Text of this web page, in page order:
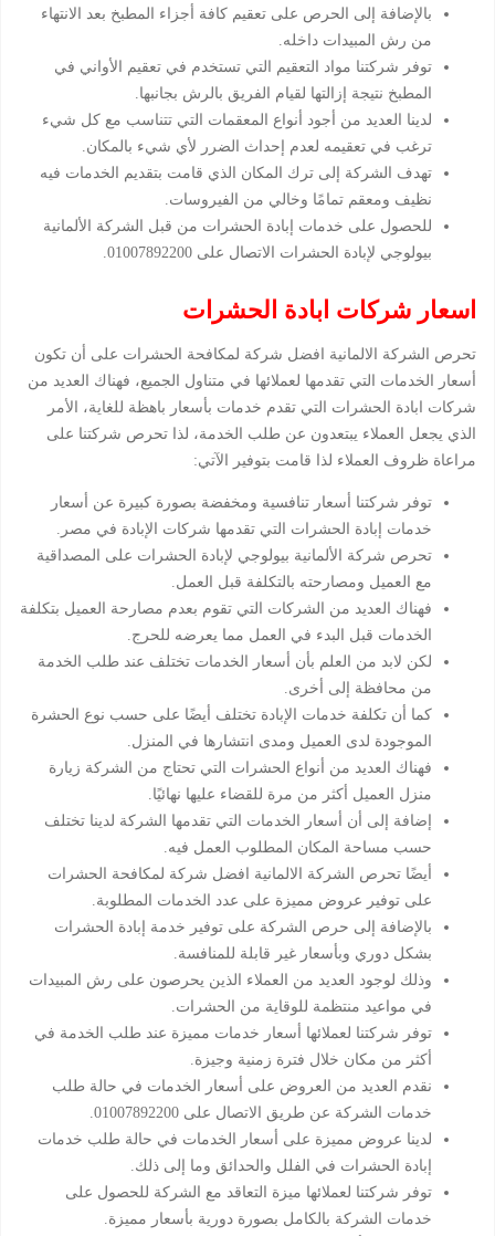
بالإضافة إلى الحرص على تعقيم كافة أجزاء المطبخ بعد الانتهاء
من رش المبيدات داخله.
توفر شركتنا مواد التعقيم التي تستخدم في تعقيم الأواني في
المطبخ نتيجة إزالتها لقيام الفريق بالرش بجانبها.
لدينا العديد من أجود أنواع المعقمات التي تتناسب مع كل شيء
ترغب في تعقيمه لعدم إحداث الضرر لأي شيء بالمكان.
تهدف الشركة إلى ترك المكان الذي قامت بتقديم الخدمات فيه
نظيف ومعقم تمامًا وخالي من الفيروسات.
للحصول على خدمات إبادة الحشرات من قبل الشركة الألمانية
بيولوجي لإبادة الحشرات الاتصال على 01007892200.
اسعار شركات ابادة الحشرات
تحرص الشركة الالمانية افضل شركة لمكافحة الحشرات على أن تكون
أسعار الخدمات التي تقدمها لعملائها في متناول الجميع، فهناك العديد من
شركات ابادة الحشرات التي تقدم خدمات بأسعار باهظة للغاية، الأمر
الذي يجعل العملاء يبتعدون عن طلب الخدمة، لذا تحرص شركتنا على
مراعاة ظروف العملاء لذا قامت بتوفير الآتي:
توفر شركتنا أسعار تنافسية ومخفضة بصورة كبيرة عن أسعار
خدمات إبادة الحشرات التي تقدمها شركات الإبادة في مصر.
تحرص شركة الألمانية بيولوجي لإبادة الحشرات على المصداقية
مع العميل ومصارحته بالتكلفة قبل العمل.
فهناك العديد من الشركات التي تقوم بعدم مصارحة العميل بتكلفة
الخدمات قبل البدء في العمل مما يعرضه للحرج.
لكن لابد من العلم بأن أسعار الخدمات تختلف عند طلب الخدمة
من محافظة إلى أخرى.
كما أن تكلفة خدمات الإبادة تختلف أيضًا على حسب نوع الحشرة
الموجودة لدى العميل ومدى انتشارها في المنزل.
فهناك العديد من أنواع الحشرات التي تحتاج من الشركة زيارة
منزل العميل أكثر من مرة للقضاء عليها نهائيًا.
إضافة إلى أن أسعار الخدمات التي تقدمها الشركة لدينا تختلف
حسب مساحة المكان المطلوب العمل فيه.
أيضًا تحرص الشركة الالمانية افضل شركة لمكافحة الحشرات
على توفير عروض مميزة على عدد الخدمات المطلوبة.
بالإضافة إلى حرص الشركة على توفير خدمة إبادة الحشرات
بشكل دوري وبأسعار غير قابلة للمنافسة.
وذلك لوجود العديد من العملاء الذين يحرصون على رش المبيدات
في مواعيد منتظمة للوقاية من الحشرات.
توفر شركتنا لعملائها أسعار خدمات مميزة عند طلب الخدمة في
أكثر من مكان خلال فترة زمنية وجيزة.
نقدم العديد من العروض على أسعار الخدمات في حالة طلب
خدمات الشركة عن طريق الاتصال على 01007892200.
لدينا عروض مميزة على أسعار الخدمات في حالة طلب خدمات
إبادة الحشرات في الفلل والحدائق وما إلى ذلك.
توفر شركتنا لعملائها ميزة التعاقد مع الشركة للحصول على
خدمات الشركة بالكامل بصورة دورية بأسعار مميزة.